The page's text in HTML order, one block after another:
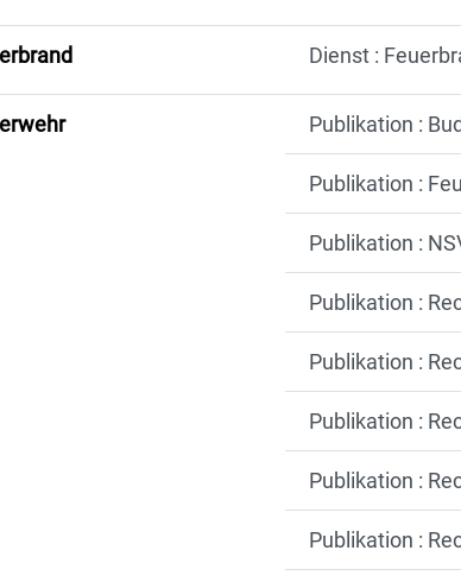
Dienst :
Publikation :
Publikation :
Publikation :
Publikation :
Publikation :
Publikation :
Publikation :
Publikation :